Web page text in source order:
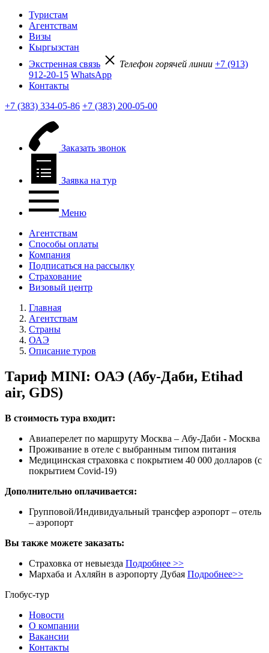
Туристам
Агентствам
Визы
Кыргызстан
Экстренная связь
Телефон горячей линии +7 (913)
912-20-15 WhatsApp
Контакты
+7 (383) 334-05-86 +7 (383) 200-05-00
Заказать звонок
Заявка на тур
Меню
Агентствам
Способы оплаты
Компания
Подписаться на рассылку
Страхование
Визовый центр
Главная
Агентствам
Страны
ОАЭ
Описание туров
Тариф MINI: ОАЭ (Абу-Даби, Etihad
air, GDS)
В стоимость тура входит:
Авиаперелет по маршруту Москва – Абу-Даби - Москва
Проживание в отеле с выбранным типом питания
Медицинская страховка с покрытием 40 000 долларов (с
покрытием Covid-19)
Дополнительно оплачивается:
Групповой/Индивидуальный трансфер аэропорт – отель
– аэропорт
Вы также можете заказать:
Страховка от невыезда Подробнее >>
Мархаба и Ахляйн в аэропорту Дубая Подробнее>>
Глобус-тур
Новости
О компании
Вакансии
Контакты